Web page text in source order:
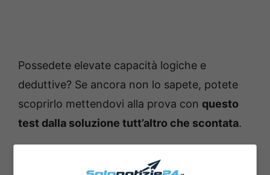
Possedete elevate capacità logiche e
deduttive? Se ancora non lo sapete, potete
scoprirlo mettendovi alla prova con questo
test dalla soluzione tutt’altro che scontata.